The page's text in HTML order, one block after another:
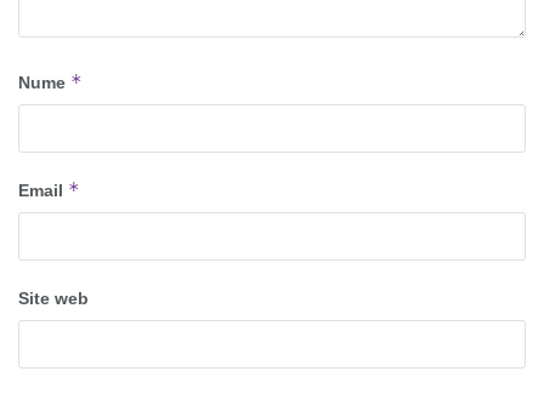
Nume *
Email *
Site web